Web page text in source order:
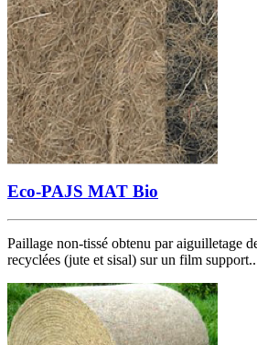
Eco-PAJS MAT Bio
Paillage non-tissé obtenu par aiguilletage
recyclées (jute et sisal) sur un film